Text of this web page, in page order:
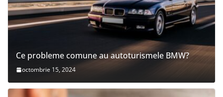
Ce probleme comune au autoturismele BMW?
octombrie 15, 2024